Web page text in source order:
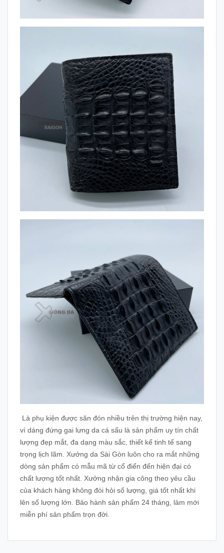
Là phụ kiện được săn đón nhiều trên thị trường hiện nay,
ví dáng đứng gai lưng da cá sấu là sản phẩm uy tín chất
lượng đẹp mắt, đa dạng màu sắc, thiết kế tinh tế sang
trọng lịch lãm. Xưởng da Sài Gòn luôn cho ra mắt những
dòng sản phẩm có mẫu mã từ cổ điển đến hiện đại có
chất lượng tốt nhất. Xưởng nhận gia công theo yêu cầu
của khách hàng không đòi hỏi số lượng, giá tốt nhất khi
lên số lượng lớn. Bảo hành sản phẩm 24 tháng, làm mới
miễn phí sản phẩm trọn đời.